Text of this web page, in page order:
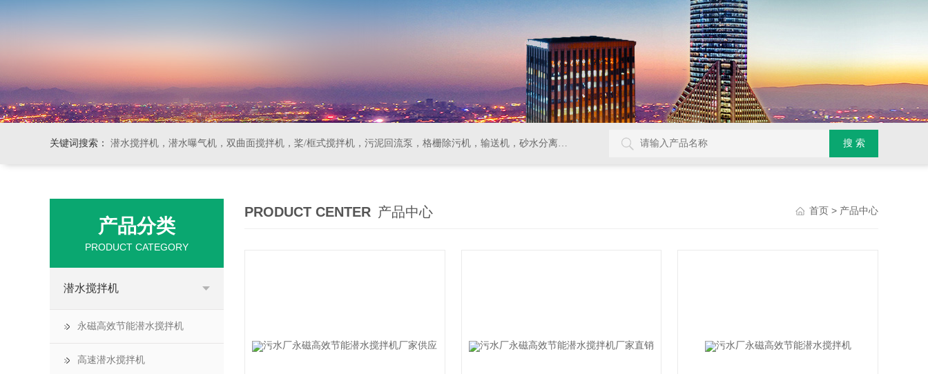
关键词搜索： 潜水搅拌机，潜水曝气机，双曲面搅拌机，桨/框式搅拌机，污泥回流泵，格栅除污机，输送机，砂水分离器等水处理设备
产品分类
PRODUCT CATEGORY
潜水搅拌机
永磁高效节能潜水搅拌机
高速潜水搅拌机
PRODUCT CENTER 产品中心 首页 > 产品中心